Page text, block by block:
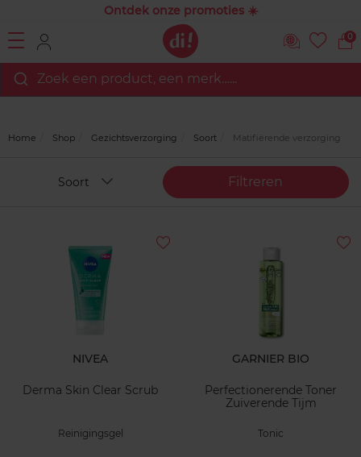
Ontdek onze promoties ☀️
0
Zoek een product, een merk…...
Home Shop Gezichtsverzorging Soort Matifiërende verzorging
Filtreren
Soort
NIVEA
Derma Skin Clear Scrub
Reinigingsgel
GARNIER BIO
Perfectionerende Toner
Zuiverende Tijm
Tonic